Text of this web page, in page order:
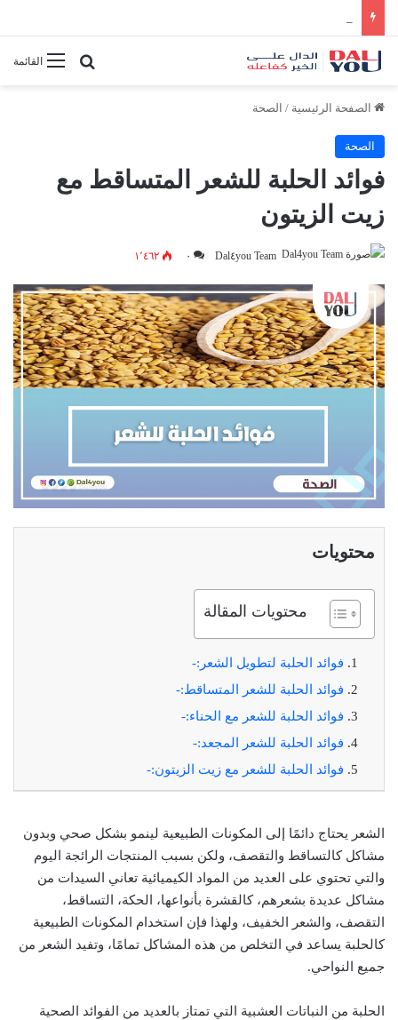
القائمةبحث عن
الصفحة الرئيسية / الصحة
الصحة
فوائد الحلبة للشعر المتساقط مع
زيت الزيتون
Dal٤you Team ٠ ١٬٤٦٢
محتويات
محتويات المقالة
فوائد الحلبة لتطويل الشعر:-
فوائد الحلبة للشعر المتساقط:-
فوائد الحلبة للشعر مع الحناء:-
فوائد الحلبة للشعر المجعد:-
فوائد الحلبة للشعر مع زيت الزيتون:-
الشعر يحتاج دائمًا إلى المكونات الطبيعية لينمو بشكل صحي وبدون
مشاكل كالتساقط والتقصف، ولكن بسبب المنتجات الرائجة اليوم
والتي تحتوي على العديد من المواد الكيميائية تعاني السيدات من
مشاكل عديدة بشعرهم، كالقشرة بأنواعها، الحكة، التساقط،
التقصف، والشعر الخفيف، ولهذا فإن استخدام المكونات الطبيعية
كالحلبة يساعد في التخلص من هذه المشاكل تمامًا، وتفيد الشعر من
جميع النواحي.
الحلبة من النباتات العشبية التي تمتاز بالعديد من الفوائد الصحية